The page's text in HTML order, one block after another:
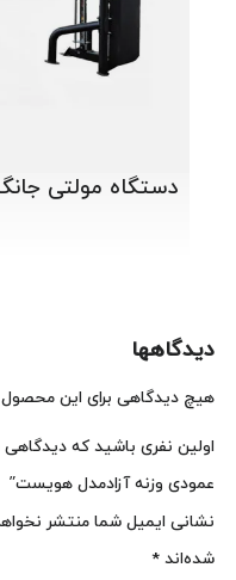
دستگاه مولتی
دیدگاهها
هیچ دیدگاهی برای این
اولین نفری باشید که دیدگاهی
عمودی وزنه آزادمدل هویست”
نشانی ایمیل شما منتشر
شده‌اند *